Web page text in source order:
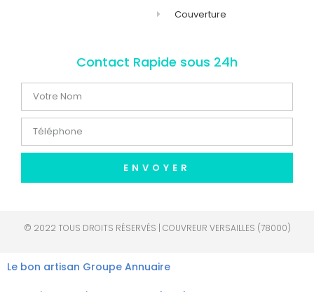
Couverture
Contact Rapide sous 24h
ENVOYER
© 2022 TOUS DROITS RÉSERVÉS | COUVREUR VERSAILLES (78000)
Le bon artisan Groupe Annuaire